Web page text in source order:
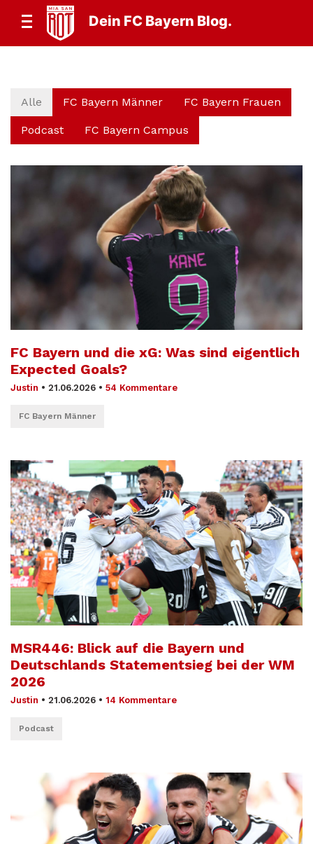
Dein FC Bayern Blog.
Alle FC Bayern Männer FC Bayern Frauen
Podcast FC Bayern Campus
FC Bayern und die xG: Was sind eigentlich
Expected Goals?
Justin • 21.06.2026 • 54 Kommentare
FC Bayern Männer
MSR446: Blick auf die Bayern und
Deutschlands Statementsieg bei der WM
2026
Justin • 21.06.2026 • 14 Kommentare
Podcast